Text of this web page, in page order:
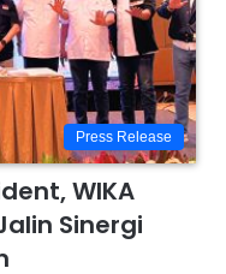
Press Release
WIKA
Sinergi